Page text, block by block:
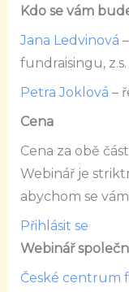
Kdo se vám
Jana Ledvinová
fundraisingu, z.s.
Petra Joklová –
Cena
Cena za obě
Webinář je
abychom se
Přihlásit se
Webinář
České centrum